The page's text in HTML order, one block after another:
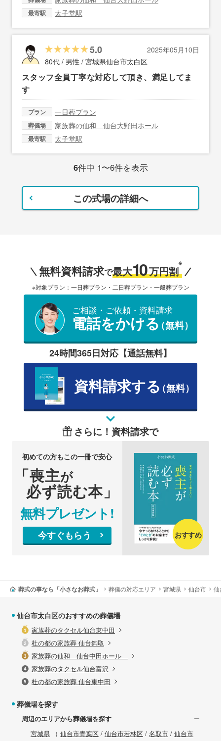
最寄駅 太子堂駅
5.0
2025年05月10日
80代 / 男性 / 宮城県仙台市太白区
スタッフ全員丁寧な対応して頂き、満足してま
す
プラン 一日葬プラン
葬儀場 家族葬の仙和 仙台大野田ホール
最寄駅 太子堂駅
6件中 1〜6件を表示
この式場の詳細へ
無料資料請求で最大10万円割
※
※対象プラン：一日葬プラン・二日葬プラン・一般葬プラン
ご相談・ご依頼・資料請求
電話をかける（無料）
24時間365日対応【通話無料】
資料請求する（無料）
さらに！資料請求で
初めての方もこの一冊で安心
「喪主が
必ず読む本」
無料プレゼント!
今すぐもらう おすすめ
葬式の事なら「小さなお葬式」 葬儀の対応エリア 宮城県 仙台市 仙
仙台市太白区のおすすめの葬儀場
家族葬のタクセル仙台東中田
杜の都の家族葬 仙台鈎取
家族葬の仙和 仙台中田ホール
家族葬のタクセル仙台富沢
杜の都の家族葬 仙台東中田
葬儀場を探す
周辺のエリアから葬儀場を探す
宮城県（ 仙台市青葉区 / 仙台市若林区 / 名取市/ 仙台市